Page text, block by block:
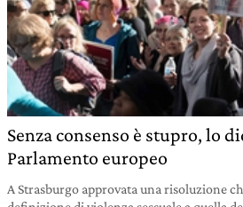
Senza consenso è stupro, lo
Parlamento europeo
A Strasburgo approvata una risoluzione